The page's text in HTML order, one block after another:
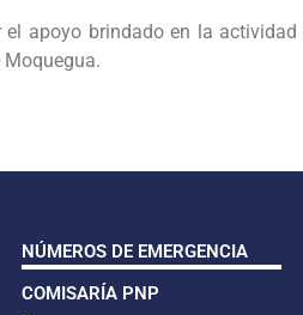
el apoyo brindado en la
Moquegua.
NÚMEROS DE EMERGENCIA
COMISARÍA PNP